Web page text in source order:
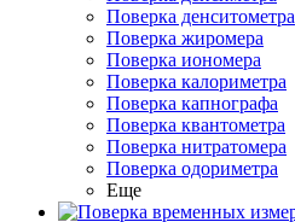
Поверка денситометра
Поверка жиромера
Поверка иономера
Поверка калориметра
Поверка капнографа
Поверка квантометра
Поверка нитратомера
Поверка одориметра
Еще